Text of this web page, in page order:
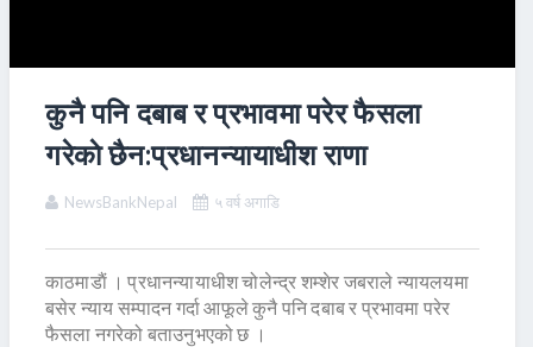
कुनै पनि दबाब र प्रभावमा परेर फैसला
गरेकाे छैन:प्रधानन्यायाधीश राणा
NewsBankNepal ५ वर्ष अगाडि
काठमाडाैं । प्रधानन्यायाधीश चोलेन्द्र शम्शेर जबराले न्यायलयमा
बसेर न्याय सम्पादन गर्दा आफूले कुनै पनि दबाब र प्रभावमा परेर
फैसला नगरेको बताउनुभएको छ ।